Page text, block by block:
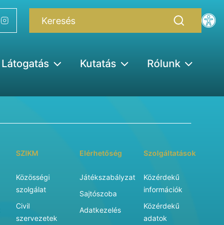
Látogatás Kutatás
Rólunk
SZIKM
Közösségi
szolgálat
Civil
szervezetek
Elérhetőség
Játékszabályzat
Sajtószoba
Adatkezelés
Szolgáltatások
Közérdekű
információk
Közérdekű
adatok